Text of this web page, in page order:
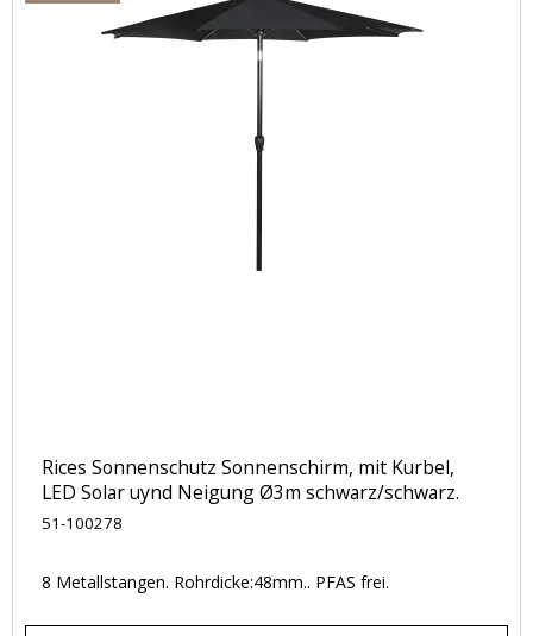
Rices Sonnenschutz Sonnenschirm, mit Kurbel,
LED Solar uynd Neigung Ø3m schwarz/schwarz.
51-100278
8 Metallstangen. Rohrdicke:48mm.. PFAS frei.